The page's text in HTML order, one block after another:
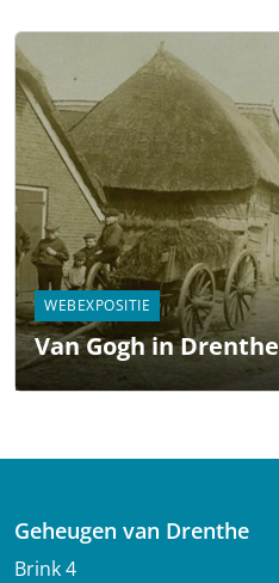
WEBEXPOSITIE
Van Gogh in Drenthe
Geheugen van Drenthe
Brink 4